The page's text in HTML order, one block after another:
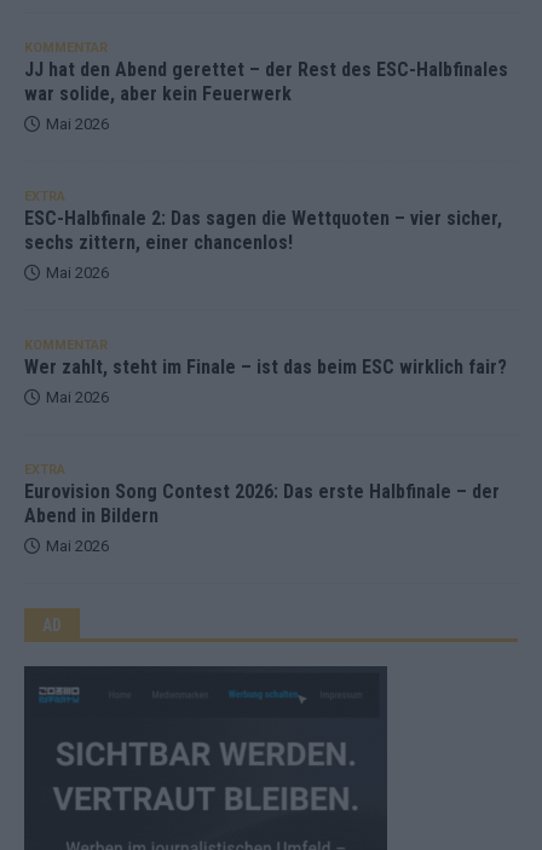
KOMMENTAR
JJ hat den Abend gerettet – der Rest des ESC-Halbfinales
war solide, aber kein Feuerwerk
Mai 2026
EXTRA
ESC-Halbfinale 2: Das sagen die Wettquoten – vier sicher,
sechs zittern, einer chancenlos!
Mai 2026
KOMMENTAR
Wer zahlt, steht im Finale – ist das beim ESC wirklich fair?
Mai 2026
EXTRA
Eurovision Song Contest 2026: Das erste Halbfinale – der
Abend in Bildern
Mai 2026
AD